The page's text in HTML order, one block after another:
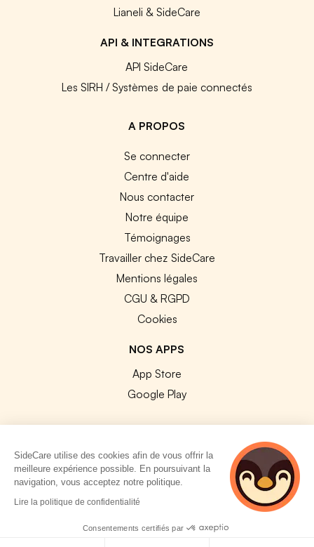
Lianeli & SideCare
API & INTEGRATIONS
API SideCare
Les SIRH / Systèmes de paie connectés
A PROPOS
Se connecter
Centre d'aide
Nous contacter
Notre équipe
Témoignages
Travailler chez SideCare
Mentions légales
CGU & RGPD
Cookies
NOS APPS
App Store
Google Play
© 2026 SideCare. Tous droits réservés.
SideCare utilise des cookies afin de vous offrir la
meilleure expérience possible. En poursuivant la
navigation, vous acceptez notre politique.
Lire la politique de confidentialité
Consentements certifiés par
4 personnes
consultent
actuellement cette